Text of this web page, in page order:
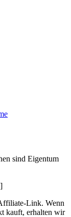
sind Eigentum
]
Link. Wenn
kauft, erhalten wir